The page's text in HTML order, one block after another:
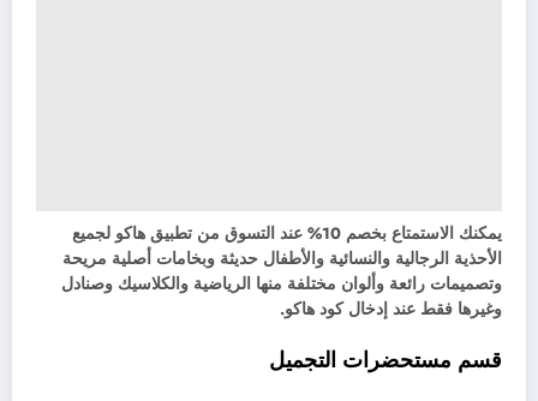
يمكنك الاستمتاع بخصم 10% عند التسوق من تطبيق هاكو لجميع
الأحذية الرجالية والنسائية والأطفال حديثة وبخامات أصلية مريحة
وتصميمات رائعة وألوان مختلفة منها الرياضية والكلاسيك وصنادل
وغيرها فقط عند إدخال كود هاكو.
قسم مستحضرات التجميل